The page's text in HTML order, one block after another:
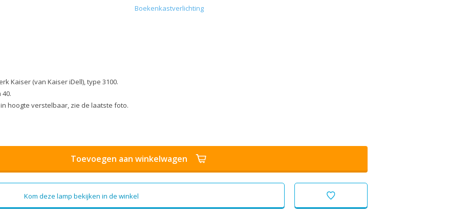
Boekenkastverlichting
Kaiser (van Kaiser iDell), type 3100.
hoogte verstelbaar, zie de laatste foto.
Toevoegen aan winkelwagen
Kom deze lamp bekijken in de winkel